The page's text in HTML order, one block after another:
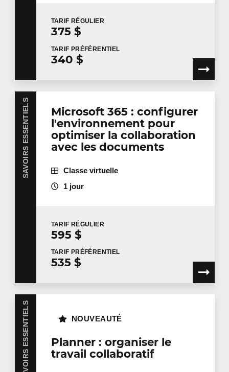
Courriel
Téléphone
Nombre de participants*
Formation
Dites-nous en plus
TARIF RÉGULIER
375 $
TARIF PRÉFÉRENTIEL
340 $
SAVOIRS ESSENTIELS
Microsoft 365 : configurer
l'environnement pour
optimiser la collaboration
avec les documents
Classe virtuelle
1 jour
TARIF RÉGULIER
595 $
TARIF PRÉFÉRENTIEL
535 $
SAVOIRS ESSENTIELS
Planner : organiser le
travail collaboratif
NOUVEAUTÉ